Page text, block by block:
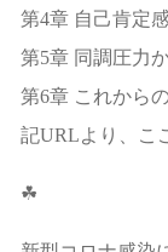
第4章 自己肯定
第5章 同調圧力
第6章 これから
記URLより、こ
☘